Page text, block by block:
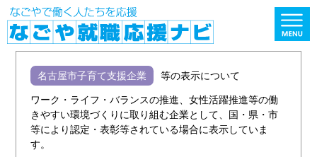
名古屋市子育て支援企業 等の表示について
ワーク・ライフ・バランスの推進、女性活躍推進等の働
きやすい環境づくりに取り組む企業として、国・県・市
等により認定・表彰等されている場合に表示していま
す。